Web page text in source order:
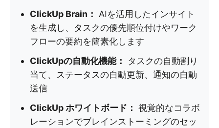
ClickUp Brain：
AIを活用したインサイト
を生成し、タスクの優先順位付けやワーク
フローの要約を簡素化します
ClickUpの自動化機能：
タスクの自動割り
当て、ステータスの自動更新、通知の自動
送信
ClickUp ホワイトボード： 視覚的なコラボ
レーションでブレインストーミングのセッ